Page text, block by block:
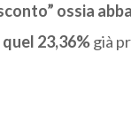
ossia
23,36%già